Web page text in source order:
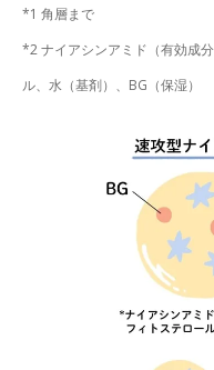
*1 角層まで
*2 ナイアシンアミド（有効成
ル、水（基剤）、BG（保湿）